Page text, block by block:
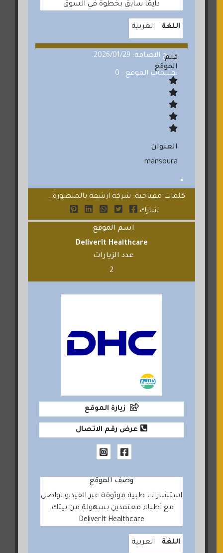
دايمًا سابق بخطوة في السوق
اللغة العربية
تاريخ الاضافة: 2026/01/29
تقييمات الموقع : 0
قيم
الموقع
العنوان
mansoura
كلمات مفتاحية: شركة ارشفة بالمنصورة...
شارك
اسم الموقع
DeliverIt Healthcare
عدد الزيارات
2
زيارة الموقع
عرض رقم الاتصال
وصف الموقع
استشارات طبية موثوقة عبر الفيديو ‎تواصل
مع أطباء معتمدين بسهولة من بيتك.
DeliverIt Healthcare
اللغة العربية